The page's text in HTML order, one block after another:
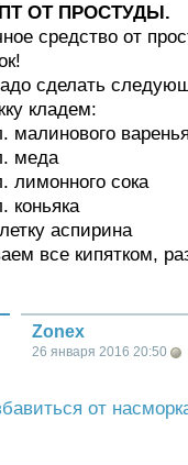
ОТ ПРОСТУДЫ.
средство от
сделать
кладем:
малинового
меда
лимонного сока
коньяка
аспирина
все кипятком,
Zonex
26 января 2016 20:50
от